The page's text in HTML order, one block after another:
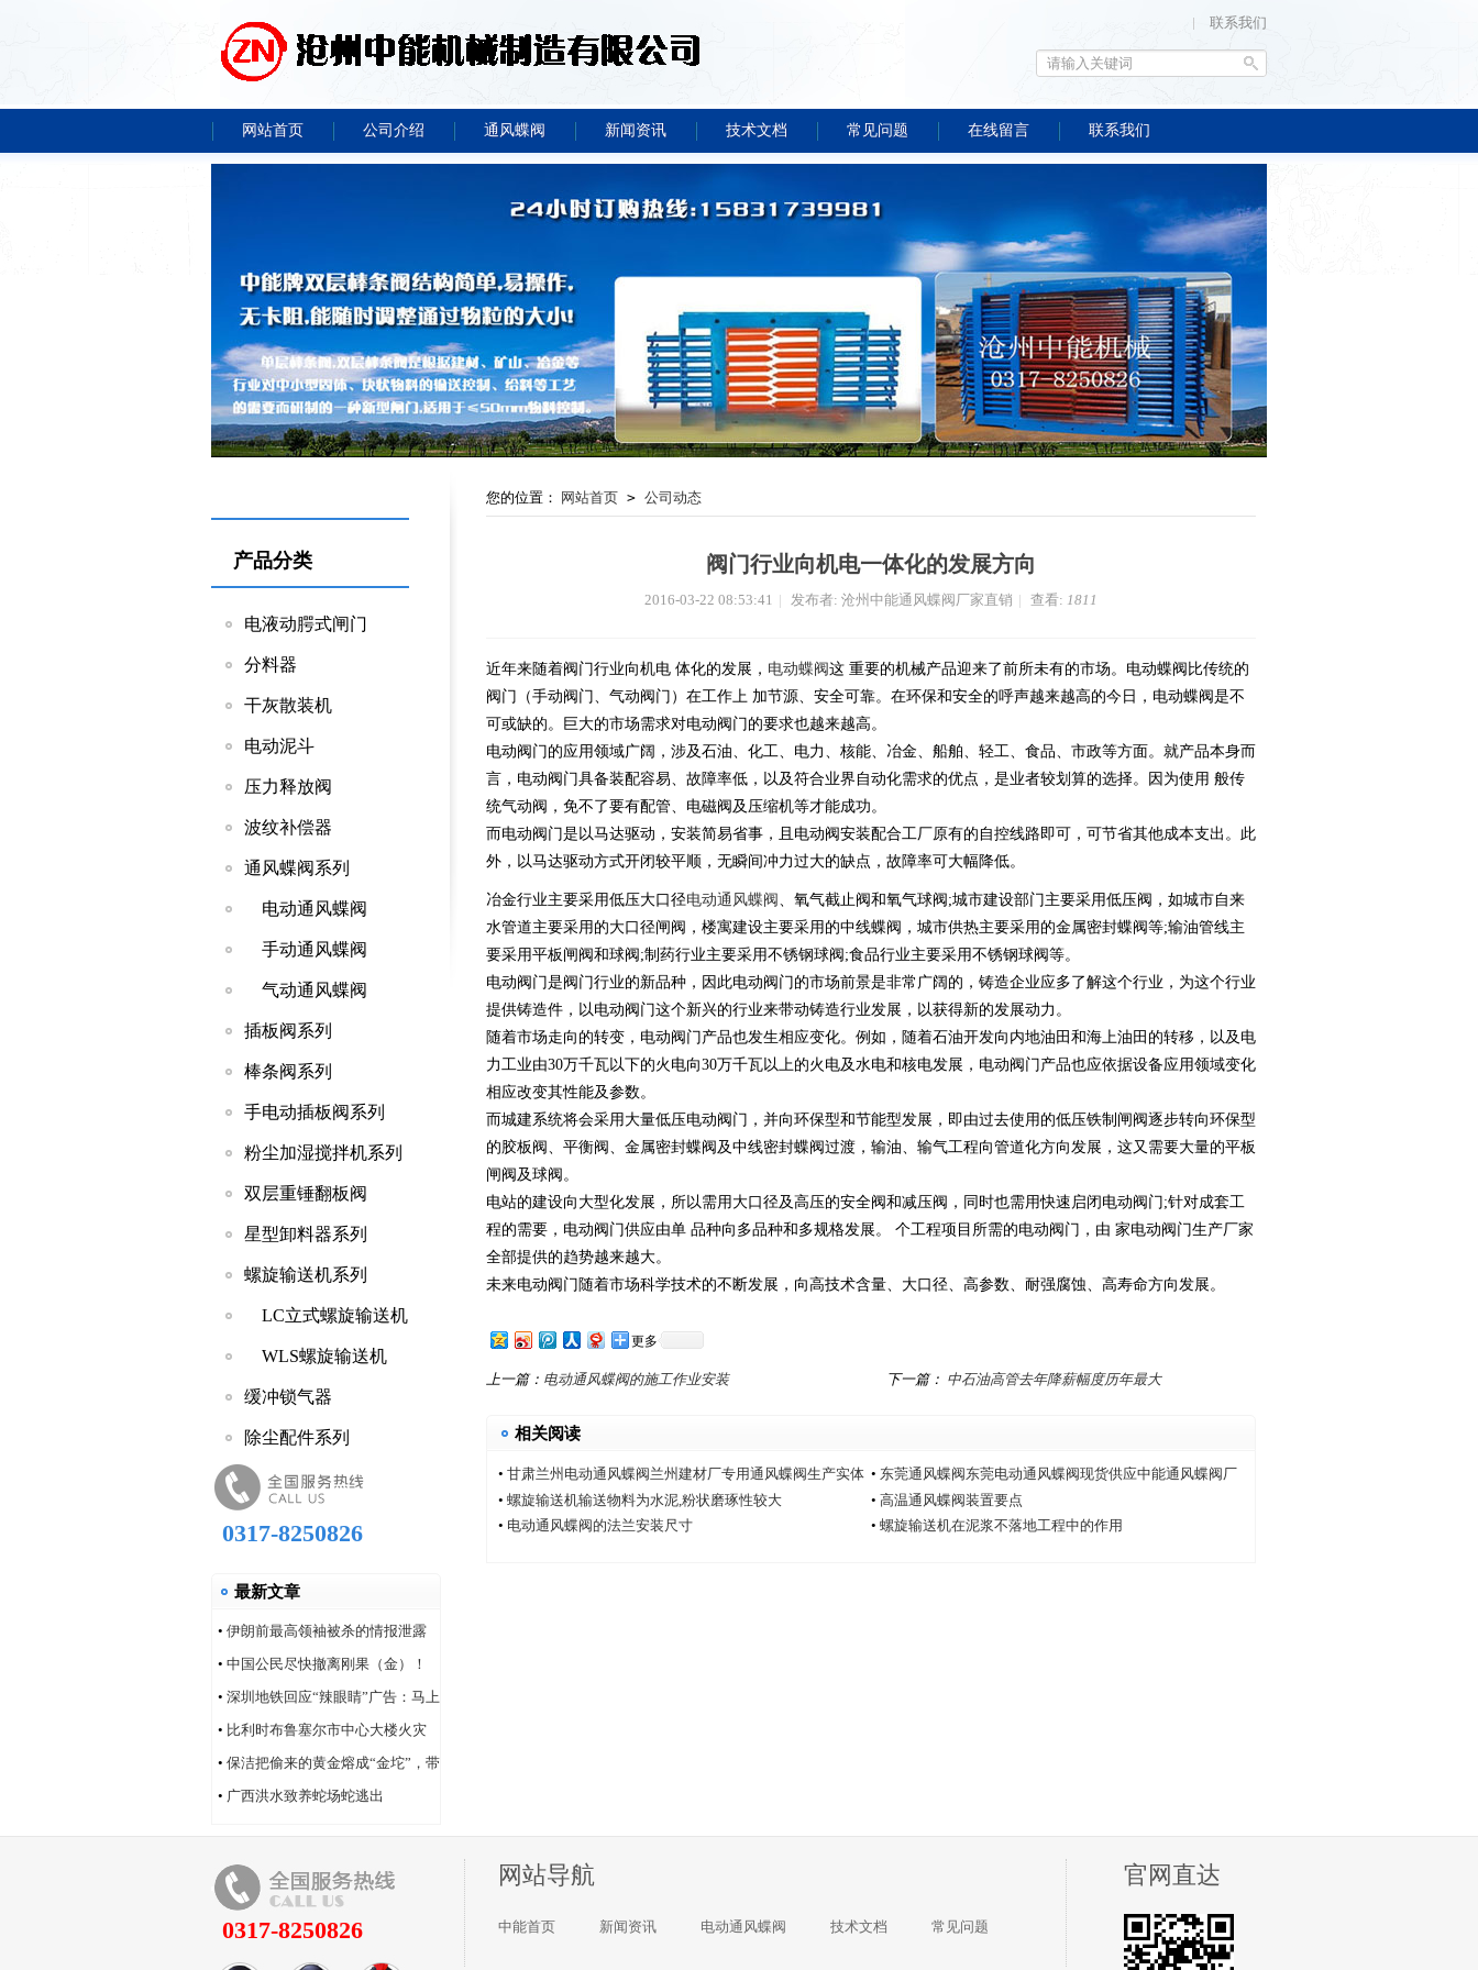
联系我们
网站首页 公司介绍 通风蝶阀 新闻资讯 技术文档 常见问题 在线留言 联系我们
产品分类
电液动腭式闸门
分料器
干灰散装机
电动泥斗
压力释放阀
波纹补偿器
通风蝶阀系列
电动通风蝶阀
手动通风蝶阀
气动通风蝶阀
插板阀系列
棒条阀系列
手电动插板阀系列
粉尘加湿搅拌机系列
双层重锤翻板阀
星型卸料器系列
螺旋输送机系列
LC立式螺旋输送机
WLS螺旋输送机
缓冲锁气器
除尘配件系列
0317-8250826
最新文章
• 伊朗前最高领袖被杀的情报泄露
问题，“很可能仍然存在”
• 中国公民尽快撤离刚果（金）！
• 深圳地铁回应“辣眼睛”广告：马上
改！
• 比利时布鲁塞尔市中心大楼火灾
造成6人死亡
• 保洁把偷来的黄金熔成“金坨”，带
着家人连夜逃跑
• 广西洪水致养蛇场蛇逃出
您的位置： 网站首页 > 公司动态
阀门行业向机电一体化的发展方向
2016-03-22 08:53:41 | 发布者: 沧州中能通风蝶阀厂家直销 | 查看: 1811
近年来随着阀门行业向机电 体化的发展， 电动蝶阀这 重要的机械产品迎来了前所未有的市场。电动蝶阀比传统的
阀门（手动阀门、气动阀门）在工作上 加节源、安全可靠。在环保和安全的呼声越来越高的今日，电动蝶阀是不
可或缺的。巨大的市场需求对电动阀门的要求也越来越高。
电动阀门的应用领域广阔，涉及石油、化工、电力、核能、冶金、船舶、轻工、食品、市政等方面。就产品本身而
言，电动阀门具备装配容易、故障率低，以及符合业界自动化需求的优点，是业者较划算的选择。因为使用 般传
统气动阀，免不了要有配管、电磁阀及压缩机等才能成功。
而电动阀门是以马达驱动，安装简易省事，且电动阀安装配合工厂原有的自控线路即可，可节省其他成本支出。此
外，以马达驱动方式开闭较平顺，无瞬间冲力过大的缺点，故障率可大幅降低。
冶金行业主要采用低压大口径电动通风蝶阀 、氧气截止阀和氧气球阀;城市建设部门主要采用低压阀，如城市自来
水管道主要采用的大口径闸阀，楼寓建设主要采用的中线蝶阀，城市供热主要采用的金属密封蝶阀等;输油管线主
要采用平板闸阀和球阀;制药行业主要采用不锈钢球阀;食品行业主要采用不锈钢球阀等。
电动阀门是阀门行业的新品种，因此电动阀门的市场前景是非常广阔的，铸造企业应多了解这个行业，为这个行业
提供铸造件，以电动阀门这个新兴的行业来带动铸造行业发展，以获得新的发展动力。
随着市场走向的转变，电动阀门产品也发生相应变化。例如，随着石油开发向内地油田和海上油田的转移，以及电
力工业由30万千瓦以下的火电向30万千瓦以上的火电及水电和核电发展，电动阀门产品也应依据设备应用领域变化
相应改变其性能及参数。
而城建系统将会采用大量低压电动阀门，并向环保型和节能型发展，即由过去使用的低压铁制闸阀逐步转向环保型
的胶板阀、平衡阀、金属密封蝶阀及中线密封蝶阀过渡，输油、输气工程向管道化方向发展，这又需要大量的平板
闸阀及球阀。
电站的建设向大型化发展，所以需用大口径及高压的安全阀和减压阀，同时也需用快速启闭电动阀门;针对成套工
程的需要，电动阀门供应由单 品种向多品种和多规格发展。 个工程项目所需的电动阀门，由 家电动阀门生产厂家
全部提供的趋势越来越大。
未来电动阀门随着市场科学技术的不断发展，向高技术含量、大口径、高参数、耐强腐蚀、高寿命方向发展。
更多
上一篇： 电动通风蝶阀的施工作业安装 下一篇： 中石油高管去年降薪幅度历年最大
相关阅读
• 甘肃兰州电动通风蝶阀兰州建材厂专用通风蝶阀生产实体
厂家中能电动通风蝶阀厂
• 东莞通风蝶阀东莞电动通风蝶阀现货供应中能通风蝶阀厂
• 螺旋输送机输送物料为水泥,粉状磨琢性较大 • 高温通风蝶阀装置要点
• 电动通风蝶阀的法兰安装尺寸 • 螺旋输送机在泥浆不落地工程中的作用
0317-8250826
网站导航
中能首页 新闻资讯 电动通风蝶阀 技术文档 常见问题
官网直达